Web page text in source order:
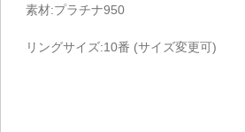
素材:プラチナ950
リングサイズ:10番 (サイズ変更可)